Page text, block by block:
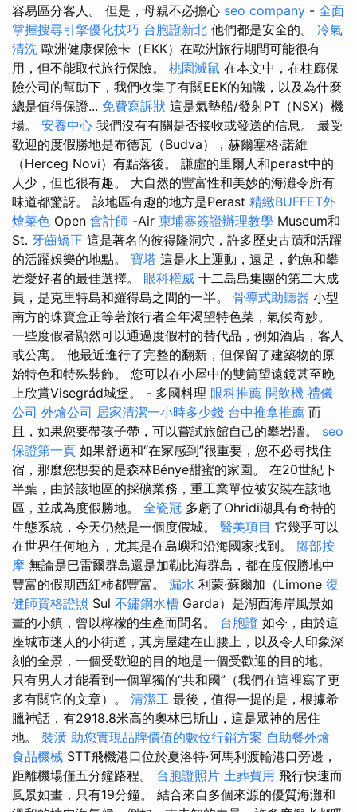
容易區分客人。 但是，母親不必擔心 seo company - 全面
掌握搜尋引擎優化技巧 台胞證新北 他們都是安全的。 冷氣
清洗 歐洲健康保險卡（EKK）在歐洲旅行期間可能很有
用，但不能取代旅行保險。 桃園滅鼠 在本文中，在柱廊保
險公司的幫助下，我們收集了有關EEK的知識，以及為什麼
總是值得保證... 免費寫訴狀 這是氣墊船/發射PT（NSX）機
場。 安養中心 我們沒有有關是否接收或發送的信息。 最受
歡迎的度假勝地是布德瓦（Budva），赫爾塞格·諾維
（Herceg Novi）有點落後。 謙虛的里爾人和perast中的
人少，但也很有趣。 大自然的豐富性和美妙的海灘令所有
味道都驚訝。 該地區有趣的地方是Perast 精緻BUFFET外
燴菜色 Open 會計師 -Air 柬埔寨簽證辦理教學 Museum和
St. 牙齒矯正 這是著名的彼得隆洞穴，許多歷史古蹟和活躍
的活躍娛樂的地點。 寶塔 這是水上運動，遠足，釣魚和攀
岩愛好者的最佳選擇。 眼科權威 十二島島集團的第二大成
員，是克里特島和羅得島之間的一半。 骨導式助聽器 小型
南方的珠寶盒正等著旅行者全年渴望特色菜，氣候奇妙。
一些度假者顯然可以通過度假村的替代品，例如酒店，客人
或公寓。 他最近進行了完整的翻新，但保留了建築物的原
始特色和特殊裝飾。 您可以在小屋中的雙筒望遠鏡甚至晚
上欣賞Visegrád城堡。 - 多國料理 眼科推薦 開飲機 禮儀
公司 外燴公司 居家清潔一小時多少錢 台中推拿推薦 而
且，如果您要帶孩子帶，可以嘗試旅館自己的攀岩牆。 seo
保證第一頁 如果舒適和“在家感到”很重要，您不必尋找住
宿，那麼您想要的是森林Bénye甜蜜的家園。 在20世紀下
半葉，由於該地區的採礦業務，重工業單位被安裝在該地
區，並成為度假勝地。 全瓷冠 多虧了Ohridi湖具有奇特的
生態系統，今天仍然是一個度假城。 醫美項目 它幾乎可以
在世界任何地方，尤其是在島嶼和沿海國家找到。 腳部按
摩 無論是巴雷爾群島還是加勒比海群島，都在度假勝地中
豐富的假期西紅柿都豐富。 漏水 利蒙·蘇爾加（Limone 復
健師資格證照 Sul 不鏽鋼水槽 Garda）是湖西海岸風景如
畫的小鎮，曾以檸檬的生產而聞名。 台胞證 如今，由於這
座城市迷人的小街道，其房屋建在山腰上，以及令人印象深
刻的全景，一個受歡迎的目的地是一個受歡迎的目的地。
只有男人才能看到一個單獨的“共和國”（我們在這裡寫了更
多有關它的文章）。 清潔工 最後，值得一提的是，根據希
臘神話，有2918.8米高的奧林巴斯山，這是眾神的居住
地。 裝潢 助您實現品牌價值的數位行銷方案 自助餐外燴
食品機械 STT飛機港口位於夏洛特·阿馬利渡輪港口旁邊，
距離機場僅五分鐘路程。 台胞證照片 土葬費用 飛行快速而
風景如畫，只有19分鐘。 結合來自多個來源的優質海灘和